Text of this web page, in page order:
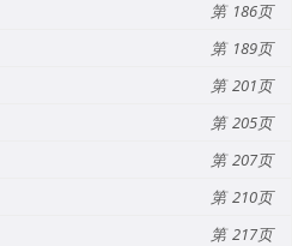
186
189
201
205
207
210
217